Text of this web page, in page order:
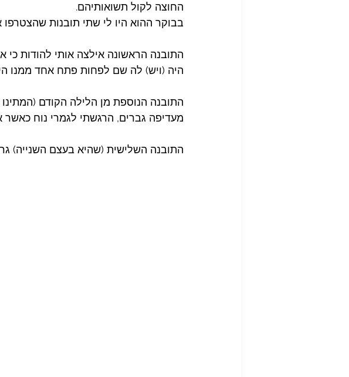
החוצה לקול תשואותיהם.
בבוקר ההוא היו לי שתי תובנות
התובנה הראשונה אילצה אותי להודות כי
היה (ויש) לה שם לפחות פתח אחד ממנו
התובנה הנוספת מן הלילה הקודם
מעדיפה גברים, הרגשתי לגמרי נוח כאשר
התובנה השלישית (שהיא בעצם השנייה)